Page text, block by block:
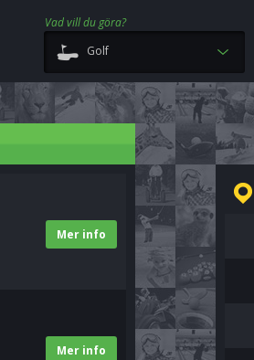
Vad vill du göra?
Golf
Mer info
Mer info